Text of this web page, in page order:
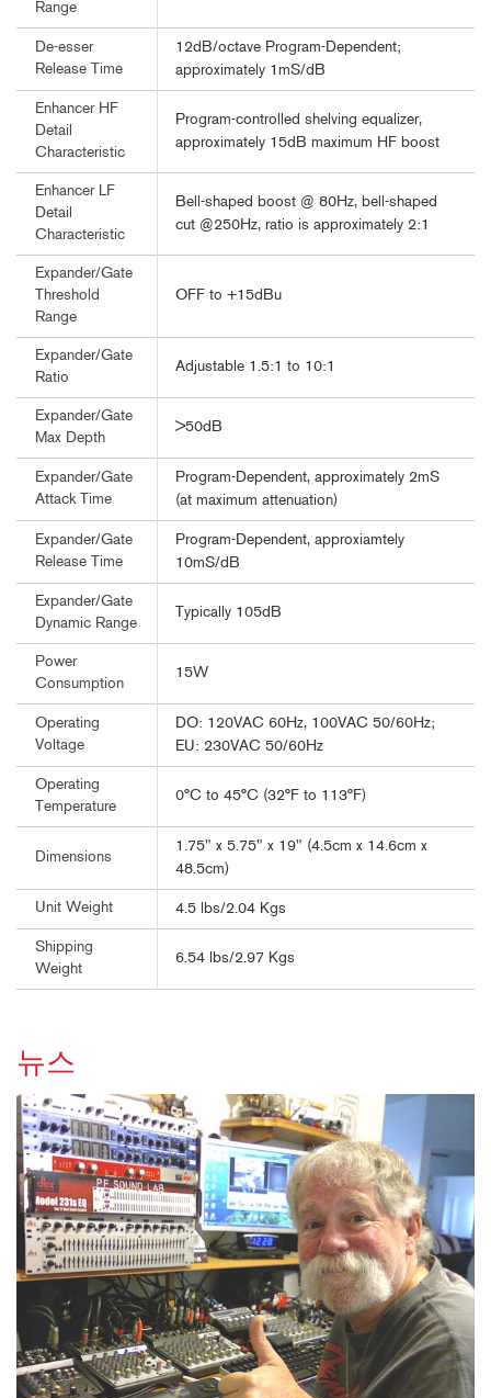
Range
De-esser
Release Time
12dB/octave Program-Dependent;
approximately 1mS/dB
Enhancer HF
Detail
Characteristic
Program-controlled shelving equalizer,
approximately 15dB maximum HF boost
Enhancer LF
Detail
Characteristic
Bell-shaped boost @ 80Hz, bell-shaped
cut @250Hz, ratio is approximately 2:1
Expander/Gate
Threshold
Range
OFF to +15dBu
Expander/Gate
Ratio
Adjustable 1.5:1 to 10:1
Expander/Gate
Max Depth
>50dB
Expander/Gate
Attack Time
Program-Dependent, approximately 2mS
(at maximum attenuation)
Expander/Gate
Release Time
Program-Dependent, approxiamtely
10mS/dB
Expander/Gate
Dynamic Range
Typically 105dB
Power
Consumption
15W
Operating
Voltage
DO: 120VAC 60Hz, 100VAC 50/60Hz;
EU: 230VAC 50/60Hz
Operating
Temperature
0°C to 45°C (32°F to 113°F)
Dimensions
1.75" x 5.75" x 19" (4.5cm x 14.6cm x
48.5cm)
Unit Weight 4.5 lbs/2.04 Kgs
Shipping
Weight
6.54 lbs/2.97 Kgs
뉴스